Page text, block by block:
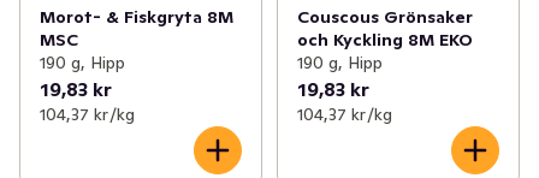
Morot- & Fiskgryta 8M
MSC
190 g, Hipp
19,83 kr
104,37 kr /kg
Couscous Grönsaker
och Kyckling 8M EKO
190 g, Hipp
19,83 kr
104,37 kr /kg